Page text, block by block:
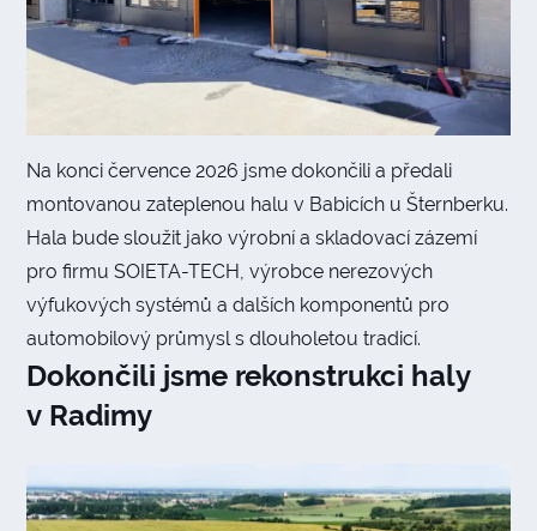
Na konci července 2026 jsme dokončili a předali
montovanou zateplenou halu v Babicích u Šternberku.
Hala bude sloužit jako výrobní a skladovací zázemí
pro firmu SOIETA-TECH, výrobce nerezových
výfukových systémů a dalších komponentů pro
automobilový průmysl s dlouholetou tradicí.
Dokončili jsme rekonstrukci haly
v Radimy